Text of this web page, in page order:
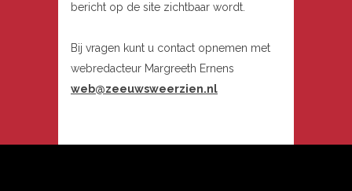
bericht op de site zichtbaar wordt.
Bij vragen kunt u contact opnemen met
webredacteur Margreeth Ernens
web@zeeuwsweerzien.nl